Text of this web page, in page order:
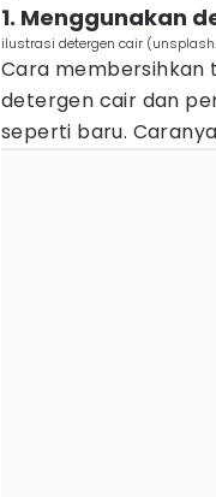
1. Menggunakan
ilustrasi detergen cair
Cara membersihkan
detergen cair dan
seperti baru.